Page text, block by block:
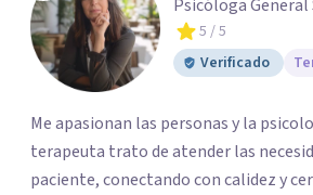
Psicóloga
5 / 5
Verificado
Me apasionan las personas y la
terapeuta trato de atender las
paciente, conectando con calidez y